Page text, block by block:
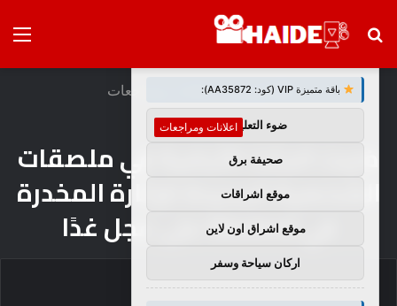
بحث
الرئيسية/اعلانات ومراجعات
اعلانات ومراجعات
ضربت الجثث الأرضية في ملصقات
الشخصية الجديدة للإثارة المخدرة
في Weeknd على عجل غدًا
توصيات :
باقة متميزة VIP (كود: AA35872):
ضوء التعليمي
صحيفة برق
موقع اشراقات
موقع اشراق اون لاين
اركان سياحة وسفر